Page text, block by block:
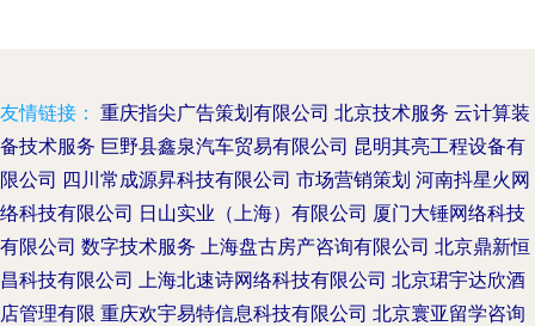
友情链接： 重庆指尖广告策划有限公司 北京技术服务 云计算装
备技术服务 巨野县鑫泉汽车贸易有限公司 昆明其亮工程设备有
限公司 四川常成源昇科技有限公司 市场营销策划 河南抖星火网
络科技有限公司 日山实业（上海）有限公司 厦门大锤网络科技
有限公司 数字技术服务 上海盘古房产咨询有限公司 北京鼎新恒
昌科技有限公司 上海北速诗网络科技有限公司 北京珺宇达欣酒
店管理有限 重庆欢宇易特信息科技有限公司 北京寰亚留学咨询